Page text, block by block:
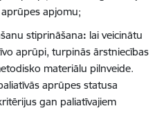
apjomu;
stiprināšana: lai veicinātu
aprūpi, turpinās ārstniecības
materiālu pilnveide.
aprūpes statusa
gan paliatīvajiem